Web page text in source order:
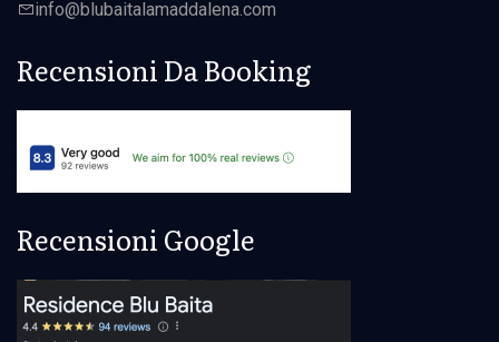
info@blubaitalamaddalena.com
Recensioni Da Booking
Recensioni Google